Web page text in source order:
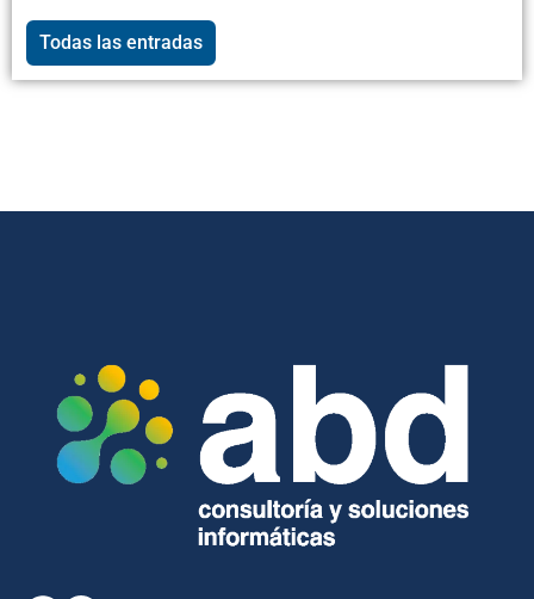
Todas las entradas